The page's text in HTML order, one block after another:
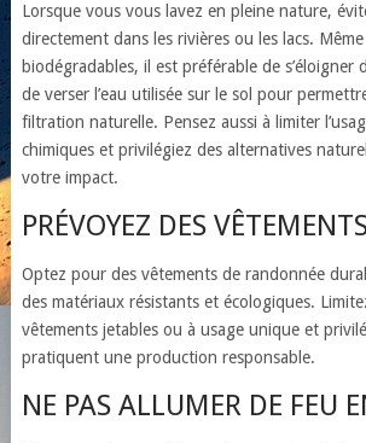
Lorsque vous vous lavez en pleine nature,
directement dans les rivières ou les lacs.
biodégradables, il est préférable de s’éloigner
de verser l’eau utilisée sur le sol pour
filtration naturelle. Pensez aussi à limiter
chimiques et privilégiez des alternatives
votre impact.
PRÉVOYEZ DES
Optez pour des vêtements de randonnée
des matériaux résistants et écologiques.
vêtements jetables ou à usage unique et
pratiquent une production responsable.
NE PAS ALLUMER DE FEU